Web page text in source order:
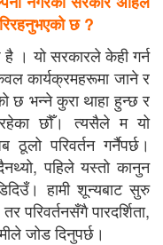
छ ?
है । यो सरकारले केही गर्न
कार्यक्रमहरूमा जाने र
छ भन्ने कुरा थाहा हुन्छ र
छौँ। त्यसैले म यो
परिवर्तन गर्नैपर्छ।
पहिले यस्तो कानुन
हामी शून्यबाट सुरु
परिवर्तनसँगै पारदर्शिता,
जोड दिनुपर्छ।